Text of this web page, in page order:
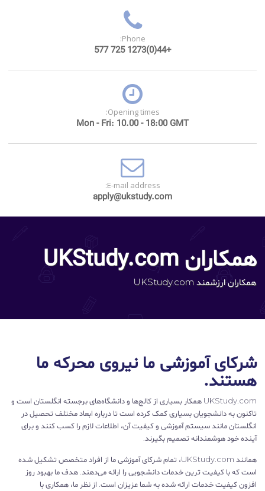
Phone:
+44(0)1273 725 577
Opening times:
Mon - Fri: 10.00 - 18:00 GMT
E-mail address:
apply@ukstudy.com
همکاران UKStudy.com
همکاران ارزشمند UKStudy.com
شرکای آموزشی ما نیروی محرکه ما
هستند.
UKStudy.com همکار بسیاری از کالج‌ها و دانشگاه‌های برجسته انگلستان است و
تاکنون به دانشجویان بسیاری کمک کرده است تا درباره ابعاد مختلف تحصیل در
انگلستان مانند سیستم آموزشی و کیفیت آن، اطلاعات لازم را کسب کنند و برای
آینده خود هوشمندانه تصمیم بگیرند.
همانند UKStudy.com، تمام شرکای آموزشی ما از افراد متخصص تشکیل شده
است که با کیفیت ترین خدمات دانشجویی را ارائه می‌دهند. هدف ما بهبود روز
افزون کیفیت خدمات ارائه شده به شما عزیزان است. از نظر ما، همکاری با